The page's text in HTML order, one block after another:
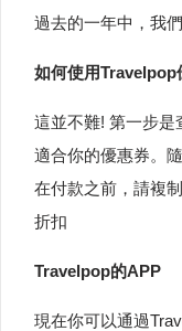
過去的一年中，我
如何使用Travelpop
這並不難! 第一步是
適合你的優惠券。
在付款之前，請複
折扣
Travelpop的APP
現在你可以通過